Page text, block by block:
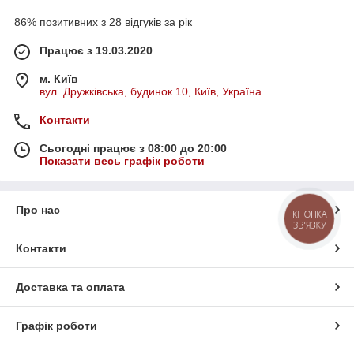
86% позитивних з 28 відгуків за рік
Працює з 19.03.2020
м. Київ
вул. Дружківська, будинок 10, Київ, Україна
Контакти
Сьогодні працює з 08:00 до 20:00
Показати весь графік роботи
Про нас
Контакти
Доставка та оплата
Графік роботи
КНОПКА
ЗВ'ЯЗКУ